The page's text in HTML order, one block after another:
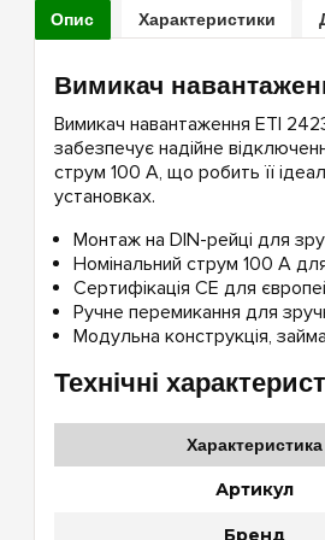
Опис Характеристики
Вимикач
Вимикач навантаження ETI
забезпечує надійне
струм 100 А, що робить її
установках.
Монтаж на DIN-рейці для
Номінальний струм 100 А
Сертифікація CE для
Ручне перемикання для
Модульна конструкція,
Технічні
Характеристика
Артикул
Бренд